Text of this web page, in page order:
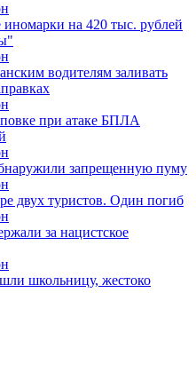
на 420 тыс. рублей
водителям заливать
при атаке БПЛА
запрещенную пуму
двух туристов. Один погиб
за нацистское
школьницу, жестоко